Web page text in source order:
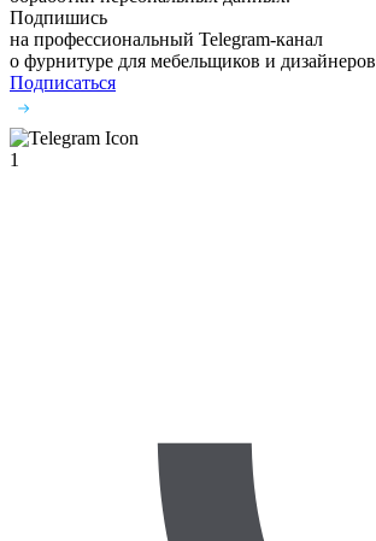
Подпишись
на профессиональный Telegram-канал
о фурнитуре для мебельщиков и дизайнеров
Подписаться
1